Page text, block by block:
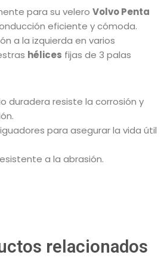
para su velero Volvo Penta
eficiente y cómoda.
a la izquierda en varios
hélices fijas de 3 palas
duradera resiste la corrosión y
para asegurar la vida útil
a la abrasión.
relacionados